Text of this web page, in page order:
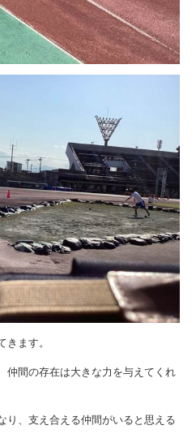
ます。
仲間の存在は大きな力を与えてくれ
り、支え合える仲間がいると思える